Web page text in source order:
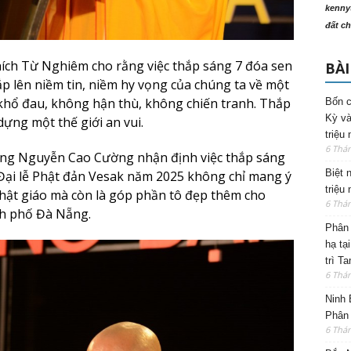
Từ Nghiêm cho rằng việc thắp sáng 7 đóa sen
lên niềm tin, niềm hy vọng của chúng ta về một
đau, không hận thù, không chiến tranh. Thắp
một thế giới an vui.
Nguyễn Cao Cường nhận định việc thắp sáng
lễ Phật đản Vesak năm 2025 không chỉ mang ý
giáo mà còn là góp phần tô đẹp thêm cho
phố Đà Nẵng.
đất
Bốn
Kỳ
triệu
6
Biệt
triệu
6
hạ
trì
6
Ninh
6